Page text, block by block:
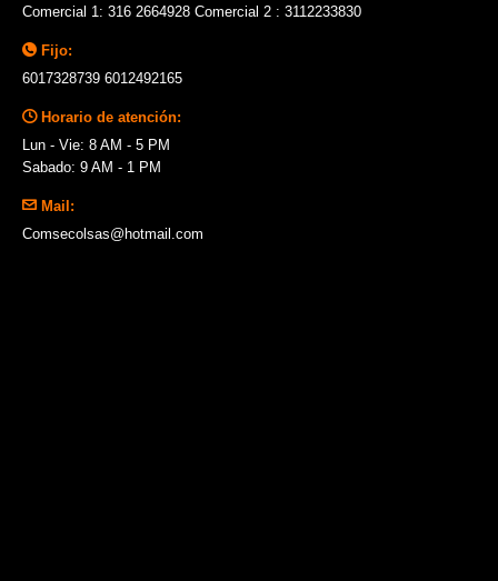
Comercial 1: 316 2664928 Comercial 2 : 3112233830
Fijo:
6017328739 6012492165
Horario de atención:
Lun - Vie: 8 AM - 5 PM
Sabado: 9 AM - 1 PM
Mail:
Comsecolsas@hotmail.com